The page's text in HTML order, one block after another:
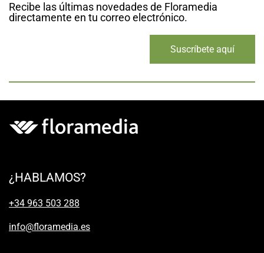
Recibe las últimas novedades de Floramedia
directamente en tu correo electrónico.
Suscríbete aquí
¿HABLAMOS?
+34 963 503 288
info@floramedia.es